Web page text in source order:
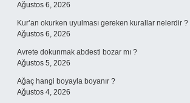
Ağustos 6, 2026
Kur’an okurken uyulması gereken kurallar nelerdir ?
Ağustos 6, 2026
Avrete dokunmak abdesti bozar mı ?
Ağustos 5, 2026
Ağaç hangi boyayla boyanır ?
Ağustos 4, 2026